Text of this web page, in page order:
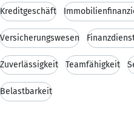
Kreditgeschäft
Versicherungswesen
Zuverlässigkeit Teamfähigkeit
Belastbarkeit